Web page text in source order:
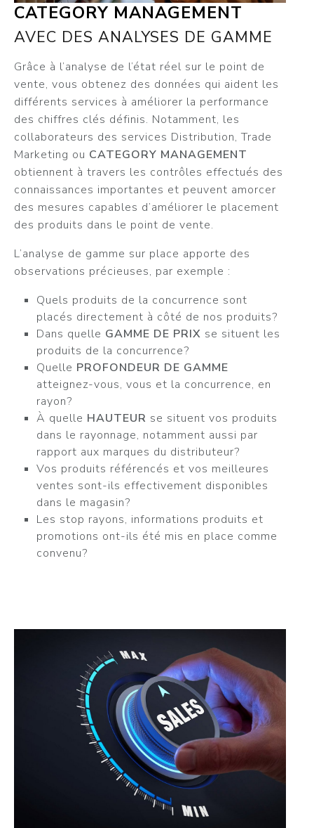
CATEGORY MANAGEMENT
AVEC DES ANALYSES DE GAMME
Grâce à l’analyse de l’état réel sur le point de
vente, vous obtenez des données qui aident les
différents services à améliorer la performance
des chiffres clés définis. Notamment, les
collaborateurs des services Distribution, Trade
Marketing ou CATEGORY MANAGEMENT
obtiennent à travers les contrôles effectués des
connaissances importantes et peuvent amorcer
des mesures capables d’améliorer le placement
des produits dans le point de vente.
L’analyse de gamme sur place apporte des
observations précieuses, par exemple :
Quels produits de la concurrence sont
placés directement à côté de nos produits?
Dans quelle GAMME DE PRIX se situent les
produits de la concurrence?
Quelle PROFONDEUR DE GAMME
atteignez-vous, vous et la concurrence, en
rayon?
À quelle HAUTEUR se situent vos produits
dans le rayonnage, notamment aussi par
rapport aux marques du distributeur?
Vos produits référencés et vos meilleures
ventes sont-ils effectivement disponibles
dans le magasin?
Les stop rayons, informations produits et
promotions ont-ils été mis en place comme
convenu?